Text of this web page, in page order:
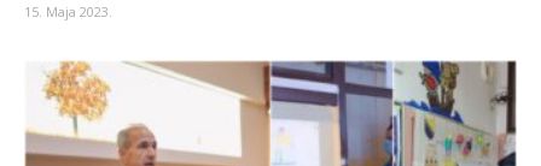
15. Maja 2023.